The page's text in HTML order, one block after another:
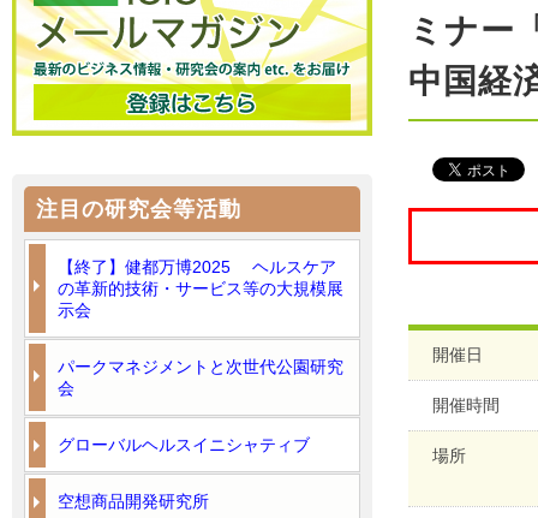
ミナー
中国経
開催日
開催時間
場所
注目の研究会等活動
【終了】健都万博2025 ヘルスケア
の革新的技術・サービス等の大規模展
示会
パークマネジメントと次世代公園研究
会
グローバルヘルスイニシャティブ
空想商品開発研究所